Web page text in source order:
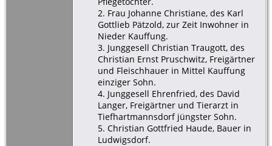
2. Frau Johanne Christiane, des Karl
Gottlieb Pätzold, zur Zeit Inwohner in
Nieder Kauffung.
3. Junggesell Christian Traugott, des
Christian Ernst Pruschwitz, Freigärtner
und Fleischhauer in Mittel Kauffung
einziger Sohn.
4. Junggesell Ehrenfried, des David
Langer, Freigärtner und Tierarzt in
Tiefhartmannsdorf jüngster Sohn.
5. Christian Gottfried Haude, Bauer in
Ludwigsdorf.